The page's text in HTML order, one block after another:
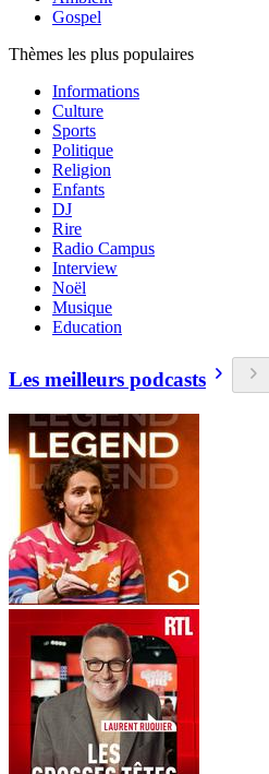
Gospel
Thèmes les plus populaires
Informations
Culture
Sports
Politique
Religion
Enfants
DJ
Rire
Radio Campus
Interview
Noël
Musique
Education
Les meilleurs podcasts